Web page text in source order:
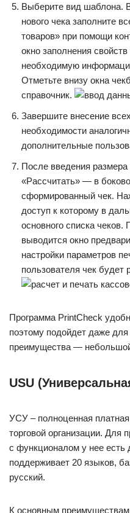
Выберите вид шаблона.
нового чека заполните
товаров» при помощи
окно заполнения
необходимую
Отметьте внизу окна
справочник.
Завершите внесение
необходимости
дополнительные
После введения
«Рассчитать» — в
сформированный чек.
доступ к которому в
основного списка чеков.
выводится окно
настройки параметров
пользователя чек будет
Программа PrintCheck
поэтому подойдет даже
преимущества —
USU
УСУ – полноценная
торговой организации. Для
с функционалом у нее
поддерживает 20 языков,
русский.
К основным